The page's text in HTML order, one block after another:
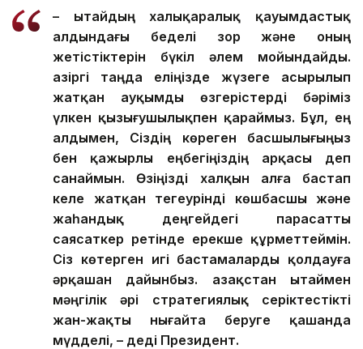
– Қытайдың халықаралық қауымдастық
алдындағы беделі зор және оның
жетістіктерін бүкіл әлем мойындайды.
Қазіргі таңда еліңізде жүзеге асырылып
жатқан ауқымды өзгерістерді бәріміз
үлкен қызығушылықпен қараймыз. Бұл, ең
алдымен, Сіздің көреген басшылығыңыз
бен қажырлы еңбегіңіздің арқасы деп
санаймын. Өзіңізді халқын алға бастап
келе жатқан тегеурінді көшбасшы және
жаһандық деңгейдегі парасатты
саясаткер ретінде ерекше құрметтеймін.
Сіз көтерген игі бастамаларды қолдауға
әрқашан дайынбыз. Қазақстан Қытаймен
мәңгілік әрі стратегиялық серіктестікті
жан-жақты нығайта беруге қашанда
мүдделі, – деді Президент.